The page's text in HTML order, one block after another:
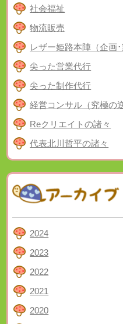
社会福祉
物流販売
レザー姫路本陣（企画･
尖った営業代行
尖った制作代行
経営コンサル（究極の
Reクリエイトの諸々
代表北川哲平の諸々
2024
2023
2022
2021
2020